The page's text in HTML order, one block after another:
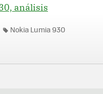
análisis
Nokia Lumia 930